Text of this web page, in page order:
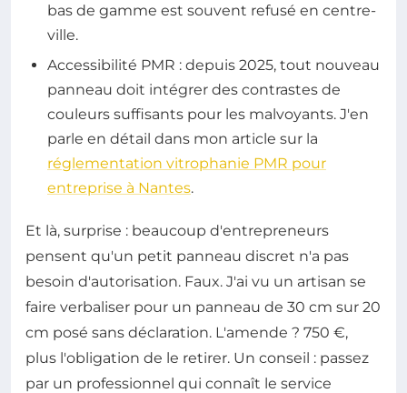
bas de gamme est souvent refusé en centre-
ville.
Accessibilité PMR : depuis 2025, tout nouveau
panneau doit intégrer des contrastes de
couleurs suffisants pour les malvoyants. J'en
parle en détail dans mon article sur la
réglementation vitrophanie PMR pour
entreprise à Nantes.
Et là, surprise : beaucoup d'entrepreneurs
pensent qu'un petit panneau discret n'a pas
besoin d'autorisation. Faux. J'ai vu un artisan se
faire verbaliser pour un panneau de 30 cm sur 20
cm posé sans déclaration. L'amende ? 750 €,
plus l'obligation de le retirer. Un conseil : passez
par un professionnel qui connaît le service